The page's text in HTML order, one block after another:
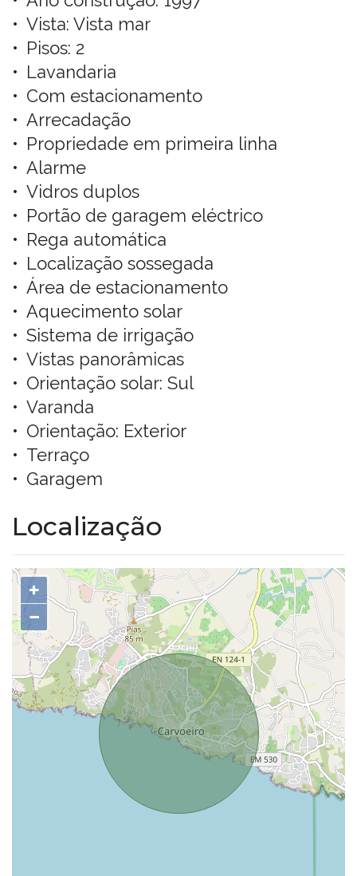
Vista: Vista mar
Pisos: 2
Lavandaria
Com estacionamento
Arrecadação
Propriedade em primeira linha
Alarme
Vidros duplos
Portão de garagem eléctrico
Rega automática
Localização sossegada
Área de estacionamento
Aquecimento solar
Sistema de irrigação
Vistas panorâmicas
Orientação solar: Sul
Varanda
Orientação: Exterior
Terraço
Garagem
Localização
+
−